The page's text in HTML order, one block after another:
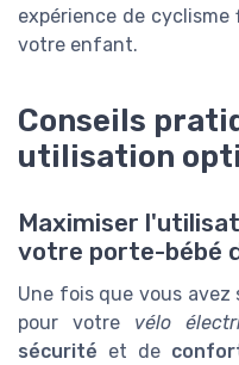
expérience de
votre enfant.
Conseils
utilisation
Maximiser
votre porte-bébé
Une fois que vous
pour votre vélo
sécurité et de